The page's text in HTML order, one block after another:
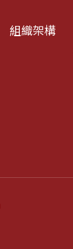
組織架構